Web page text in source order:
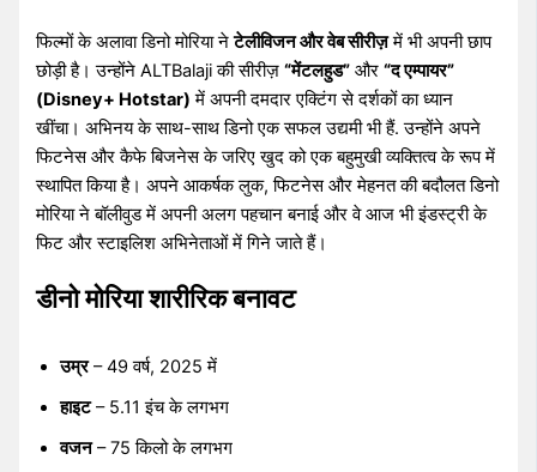
फिल्मों के अलावा डिनो मोरिया नेटेलीविजन और वेब सीरीज़में भी अपनी छाप
छोड़ी है। उन्होंने ALTBalaji की सीरीज़“मेंटलहुड” और“द एम्पायर”
(Disney+ Hotstar) में अपनी दमदार एक्टिंग से दर्शकों का ध्यान
खींचा। अभिनय के साथ-साथ डिनो एक सफल उद्यमी भी हैं. उन्होंने अपने
फिटनेस और कैफे बिजनेस के जरिए खुद को एक बहुमुखी व्यक्तित्व के रूप में
स्थापित किया है। अपने आकर्षक लुक, फिटनेस और मेहनत की बदौलत डिनो
मोरिया ने बॉलीवुड में अपनी अलग पहचान बनाई और वे आज भी इंडस्ट्री के
फिट और स्टाइलिश अभिनेताओं में गिने जाते हैं।
डीनो मोरिया शारीरिक बनावट
उम्र– 49 वर्ष, 2025 में
हाइट– 5.11 इंच के लगभग
वजन– 75 किलो के लगभग